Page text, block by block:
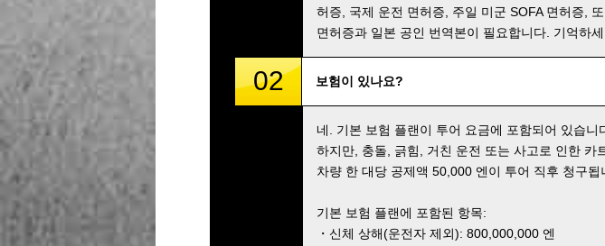
허증, 국제 운전 면허증, 주일 미군 SOFA 면허증,
면허증과 일본 공인 번역본이 필요합니다. 기억하
02 보험이 있나요?
네. 기본 보험 플랜이 투어 요금에 포함되어 있습니
하지만, 충돌, 긁힘, 거친 운전 또는 사고로 인한 카
차량 한 대당 공제액 50,000 엔이 투어 직후 청구됩
기본 보험 플랜에 포함된 항목:
・신체 상해(운전자 제외): 800,000,000 엔